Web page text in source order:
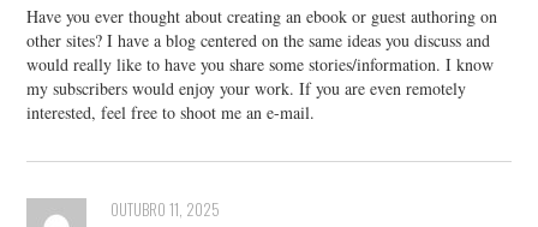
Have you ever thought about creating an ebook or guest authoring on
other sites? I have a blog centered on the same ideas you discuss and
would really like to have you share some stories/information. I know
my subscribers would enjoy your work. If you are even remotely
interested, feel free to shoot me an e-mail.
OUTUBRO 11, 2025